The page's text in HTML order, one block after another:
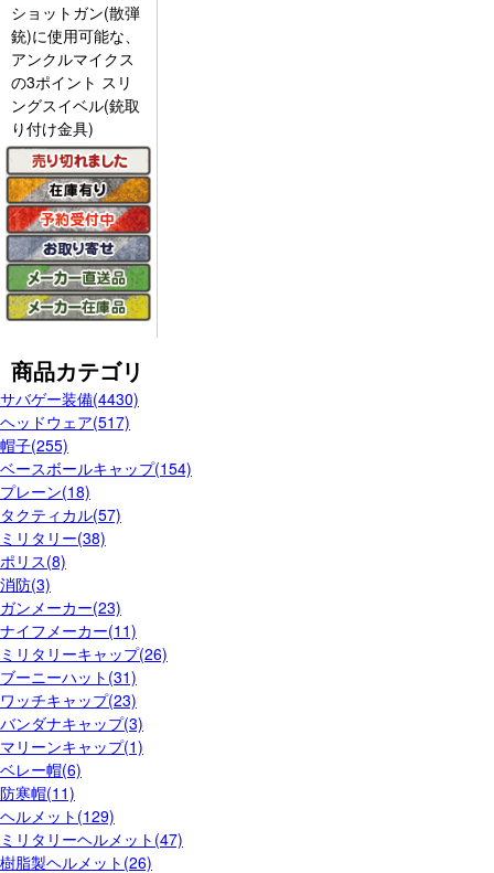
ショットガン(散弾
銃)に使用可能な、
アンクルマイクス
の3ポイント スリ
ングスイベル(銃取
り付け金具)
商品カテゴリ
サバゲー装備(4430)
ヘッドウェア(517)
帽子(255)
ベースボールキャップ(154)
プレーン(18)
タクティカル(57)
ミリタリー(38)
ポリス(8)
消防(3)
ガンメーカー(23)
ナイフメーカー(11)
ミリタリーキャップ(26)
ブーニーハット(31)
ワッチキャップ(23)
バンダナキャップ(3)
マリーンキャップ(1)
ベレー帽(6)
防寒帽(11)
ヘルメット(129)
ミリタリーヘルメット(47)
樹脂製ヘルメット(26)